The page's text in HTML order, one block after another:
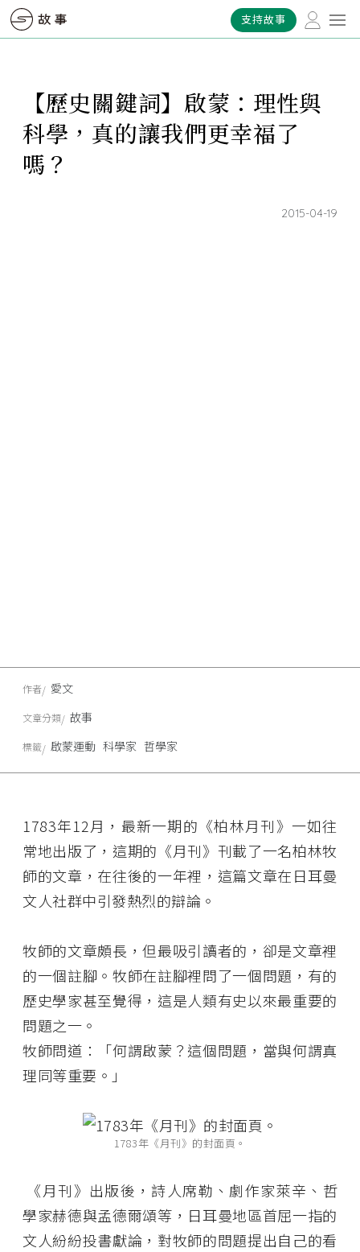
支持故事
【歷史關鍵詞】啟蒙：理性與
科學，真的讓我們更幸福了
嗎？
2015-04-19
1783年12月，最新一期的《柏林月刊》一如往
常地出版了，這期的《月刊》刊載了一名柏林牧
師的文章，在往後的一年裡，這篇文章在日耳曼
文人社群中引發熱烈的辯論。
牧師的文章頗長，但最吸引讀者的，卻是文章裡
的一個註腳。牧師在註腳裡問了一個問題，有的
歷史學家甚至覺得，這是人類有史以來最重要的
問題之一。
牧師問道：「何謂啟蒙？這個問題，當與何謂真
理同等重要。」
1783年《月刊》的封面頁。
《月刊》出版後，詩人席勒、劇作家萊辛、哲
學家赫德與孟德爾頌等，日耳曼地區首屈一指的
文人紛紛投書獻論，對牧師的問題提出自己的看
作者 愛文
文章分類 故事
標籤 啟蒙運動 科學家 哲學家